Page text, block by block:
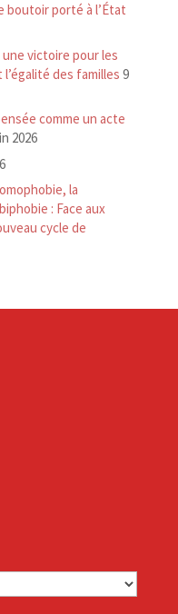
boutoir porté à l’État
une victoire pour les
des familles 9
comme un acte
2026
la
: Face aux
cycle de